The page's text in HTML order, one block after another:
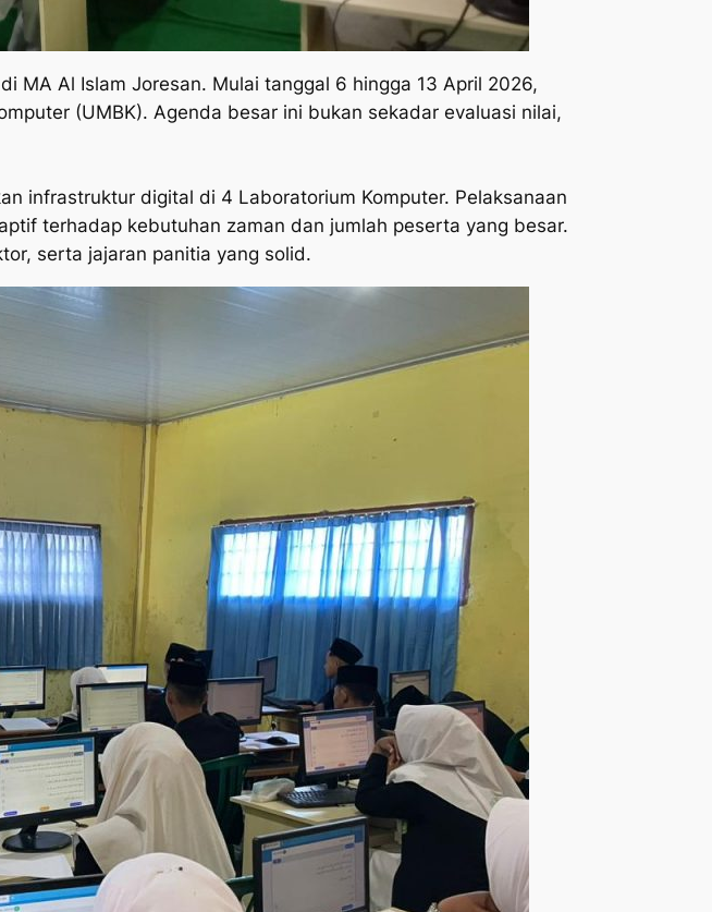
MA Al Islam Joresan. Mulai tanggal 6 hingga 13 April 2026,
(UMBK). Agenda besar ini bukan sekadar evaluasi nilai,
infrastruktur digital di 4 Laboratorium Komputer. Pelaksanaan
terhadap kebutuhan zaman dan jumlah peserta yang besar.
serta jajaran panitia yang solid.